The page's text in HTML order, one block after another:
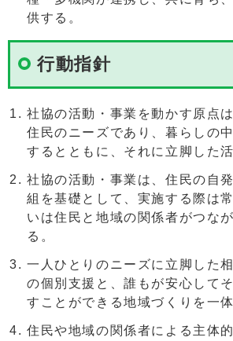
供する。
行動指針
社協の活動・事業を動かす原点
住民のニーズであり、暮らしの
するとともに、それに立脚した
社協の活動・事業は、住民の自
組を基礎として、実施する際は
いは住民と地域の関係者がつな
る。
一人ひとりのニーズに立脚した
の個別支援と、誰もが安心して
すことができる地域づくりを一
住民や地域の関係者による主体